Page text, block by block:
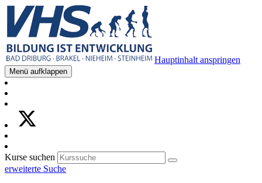
Hauptinhalt anspringen
Menü aufklappen
Kurse suchen
erweiterte Suche